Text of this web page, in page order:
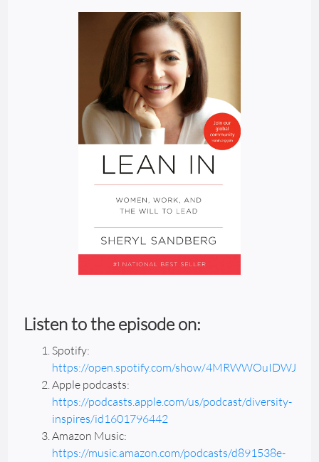
Listen to the episode on:
Spotify:
https://open.spotify.com/show/
Apple podcasts:
https://podcasts.apple.com/us/podcast/diversity-
inspires/id1601796442
Amazon Music:
https://music.amazon.com/podcasts/d891538e-